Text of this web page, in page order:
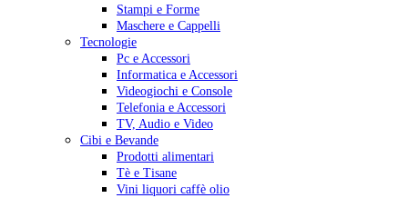
Stampi e Forme
Maschere e Cappelli
Tecnologie
Pc e Accessori
Informatica e Accessori
Videogiochi e Console
Telefonia e Accessori
TV, Audio e Video
Cibi e Bevande
Prodotti alimentari
Tè e Tisane
Vini liquori caffè olio